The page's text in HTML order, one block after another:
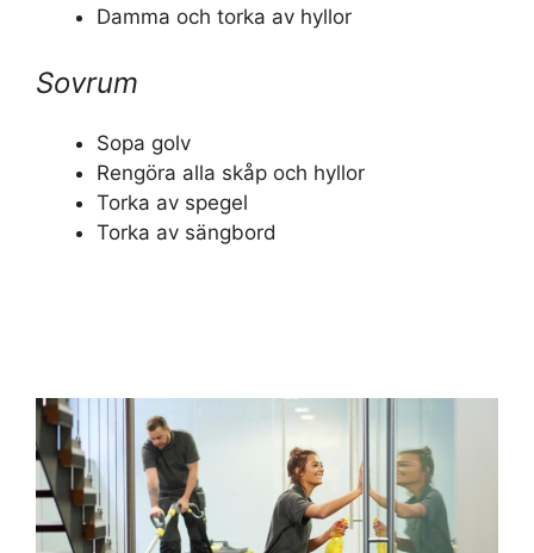
Damma och torka av hyllor
Sovrum
Sopa golv
Rengöra alla skåp och hyllor
Torka av spegel
Torka av sängbord